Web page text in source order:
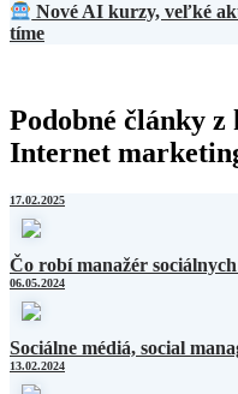
Nové AI kurzy, veľké
tíme
Podobné články z
Internet
17.02.2025
Čo robí manažér
06.05.2024
Sociálne médiá, social
13.02.2024